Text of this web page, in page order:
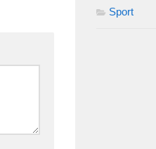
Sport